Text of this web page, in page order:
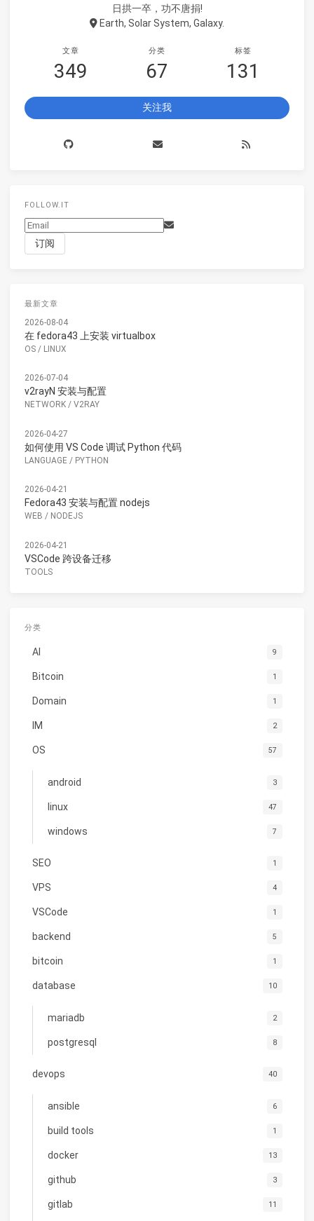
日拱一卒，功不唐捐!
Earth, Solar System, Galaxy.
文章
349
分类
67
标签
131
关注我
FOLLOW.IT
最新文章
2026-08-04
在 fedora43 上安装 virtualbox
OS / LINUX
2026-07-04
v2rayN 安装与配置
NETWORK / V2RAY
2026-04-27
如何使用 VS Code 调试 Python 代码
LANGUAGE / PYTHON
2026-04-21
Fedora43 安装与配置 nodejs
WEB / NODEJS
2026-04-21
VSCode 跨设备迁移
TOOLS
分类
AI 9
Bitcoin 1
Domain 1
IM 2
OS 57
android 3
linux 47
windows 7
SEO 1
VPS 4
VSCode 1
backend 5
bitcoin 1
database 10
mariadb 2
postgresql 8
devops 40
ansible 6
build tools 1
docker 13
github 3
gitlab 11